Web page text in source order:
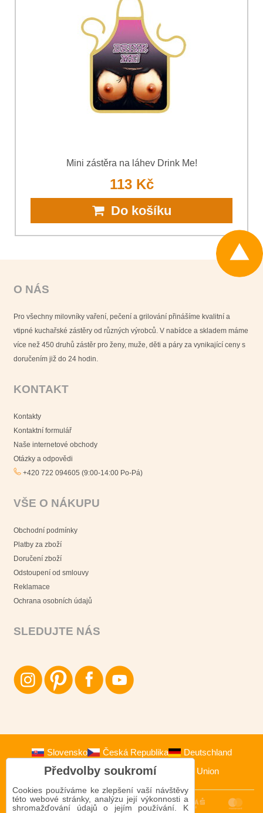
Souhlasím se zpracováním osobních údajů za účelem
odeslání formuláře. Seznámil jsem se s podmínkami
společnosti Bomba s.r.o.*
Mini zástěra na láhev Drink Me!
113 Kč
Do košíku
O NÁS
Pro všechny milovníky vaření, pečení a grilování přinášíme kvalitní a
vtipné kuchařské zástěry od různých výrobců. V nabídce a skladem máme
více než 450 druhů zástěr pro ženy, muže, děti a páry za vynikající ceny s
doručením již do 24 hodin.
KONTAKT
Kontakty
Kontaktní formulář
Naše internetové obchody
Otázky a odpovědi
+420 722 094605 (9:00-14:00 Po-Pá)
VŠE O NÁKUPU
Obchodní podmínky
Platby za zboží
Doručení zboží
Odstoupení od smlouvy
Reklamace
Ochrana osobních údajů
SLEDUJTE NÁS
Slovensko Česká Republika
Deutschland
Österreich
Polska European Union
Předvolby soukromí
Cookies používáme ke zlepšení vaší návštěvy
této webové stránky, analýzu její výkonnosti a
shromažďování údajů o jejím používání. K